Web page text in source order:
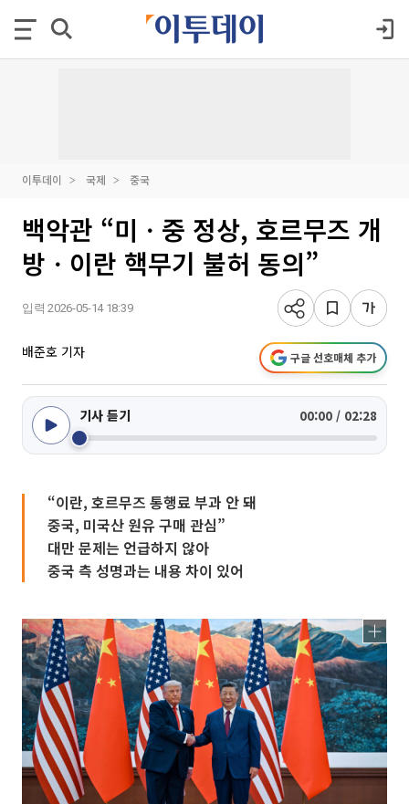
이투데이 국제 중국
백악관 “미ㆍ중 정상, 호르무즈 개
방ㆍ이란 핵무기 불허 동의”
입력 2026-05-14 18:39
배준호 기자 구글 선호매체 추가
기사 듣기 00:00 / 02:28
“이란, 호르무즈 통행료 부과 안 돼
중국, 미국산 원유 구매 관심”
대만 문제는 언급하지 않아
중국 측 성명과는 내용 차이 있어